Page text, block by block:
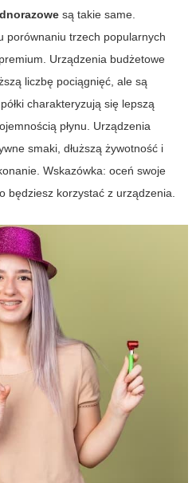
są takie same.
porównaniu trzech popularnych
premium. Urządzenia budżetowe
liczbę pociągnięć, ale są
charakteryzują się lepszą
płynu. Urządzenia
smaki, dłuższą żywotność i
Wskazówka: oceń swoje
będziesz korzystać z urządzenia.